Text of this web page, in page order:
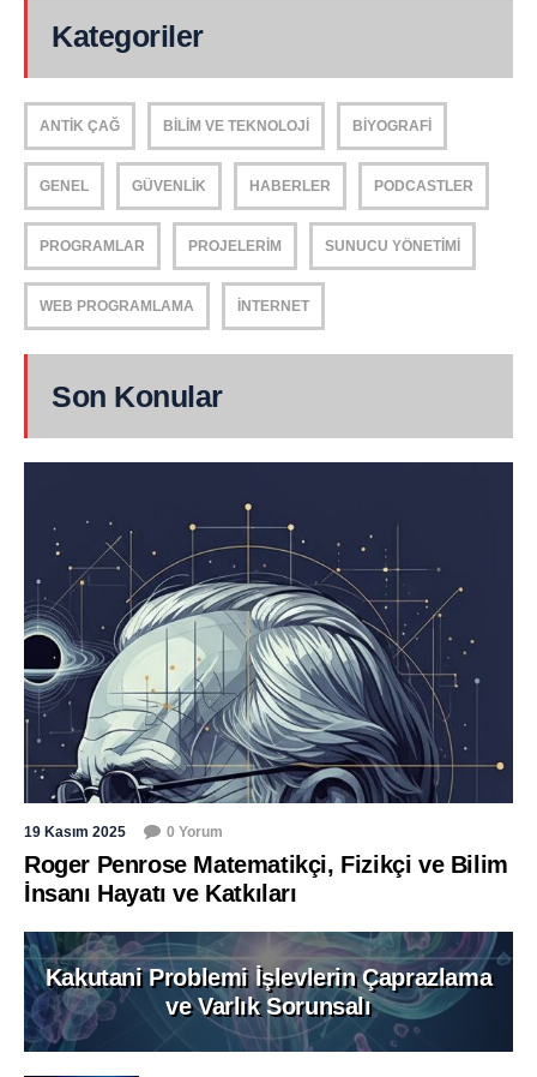
Kategoriler
ANTIK ÇAĞ BILIM VE TEKNOLOJI BIYOGRAFI
GENEL GÜVENLIK HABERLER PODCASTLER
PROGRAMLAR PROJELERIM SUNUCU YÖNETIMI
WEB PROGRAMLAMA İNTERNET
Son Konular
19 Kasım 2025 0 Yorum
Roger Penrose Matematikçi, Fizikçi ve Bilim
İnsanı Hayatı ve Katkıları
Kakutani Problemi İşlevlerin Çaprazlama
ve Varlık Sorunsalı